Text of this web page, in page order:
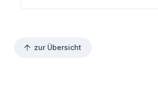
zur Übersicht